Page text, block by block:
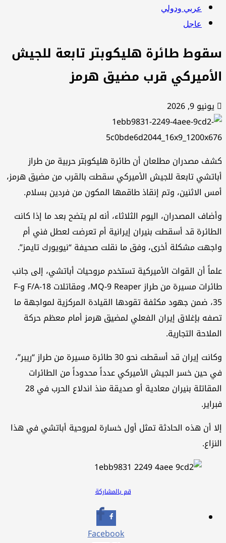
عربي ودولي
عاجل
طائرة هليكوبتر تابعة للجيش
قرب مضيق هرمز
يونيو 9, 2026
مصدران مطلعان أن طائرة هليكوبتر حربية من طراز
تابعة للجيش الأميركي سقطت بالقرب من مضيق هرمز،
الاثنين، وتم إنقاذ طاقمها المكون من فردين بسلام.
المصدران، اليوم الثلاثاء، أنه لم يتضح بعد ما إذا كانت
قد أسقطت بنيران إيرانية أم تعرضت لعطل فني أم
مشكلة أخرى، وفق ما نقلت صحيفة “نيويورك تايمز”.
أن القوات الأميركية تستخدم مروحيات أباتشي، إلى جانب
طائرات مسيرة من طراز MQ-9 Reaper، ومقاتلات F/A-18 وF-
35، ضمن جهود مكثفة تقودها القيادة المركزية لمواجهة ما
بإغلاق إيران الفعلي لمضيق هرمز أمام معظم حركة
التجارية.
وكانت إيران قد أسقطت نحو 30 طائرة مسيرة من طراز “ريبر”،
حين خسر الجيش الأميركي عدداً محدوداً من الطائرات
المقاتلة بنيران معادية أو صديقة منذ اندلاع الحرب في 28
أن هذه الحادثة تمثل أول خسارة لمروحية أباتشي في هذا
قم بالمشاركة
Facebook